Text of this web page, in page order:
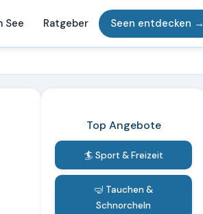
See Ratgeber Seen entdecken →
Top Angebote
🏄 Sport & Freizeit
🤿 Tauchen &
Schnorcheln